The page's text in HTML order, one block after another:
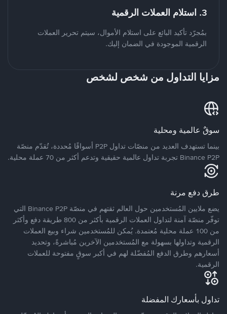
3. استلام العملات الرقمية
بمُجرّد تأكيد البائع على استلام الأموال، سيتم تحرير العملات
الرقمية الموجودة في الضمان إليك.
مزايا التداول من شخص لشخص
سوقٌ عالمية ومحلية
بينما تستهدف العديد من منصّات تداول P2P أسواقًا مُحددة، تُقدّم منصّة
Binance P2P تجربة تداول عالمية حقيقية وتدعم أكثر من 70 عملة محلية.
طرق دفع مرنة
يضع ملايين المُستخدمين حول العالم ثقتهم في منصّة Binance P2P التي
توفّر منصّة آمنة لتداول العملات الرقمية بأكثر من 800 طريقة دفع وأكثر
من 100 عملة محلية مُعتمدة. يُمكن للمُستخدمين شراء وبيع العملات
الرقمية وتداولها بسهولة مع المُستخدمين الآخرين مُباشرةً، وتحديد
أسعارهم وطرق الدفع المُفضّلة لهم في أكبر سوقٍ مفتوحة للعملات
الرقمية.
تداول بأسعارك المفضلة